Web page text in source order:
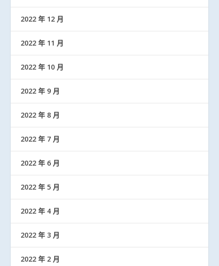
2022 年 12 月
2022 年 11 月
2022 年 10 月
2022 年 9 月
2022 年 8 月
2022 年 7 月
2022 年 6 月
2022 年 5 月
2022 年 4 月
2022 年 3 月
2022 年 2 月